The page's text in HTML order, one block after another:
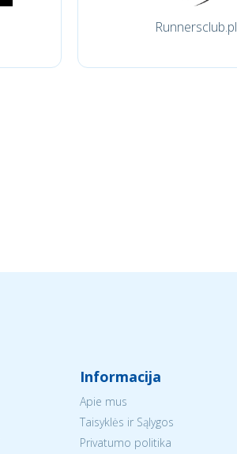
Runnersclub.pl
Informacija
Apie mus
Taisyklės ir Sąlygos
Privatumo politika